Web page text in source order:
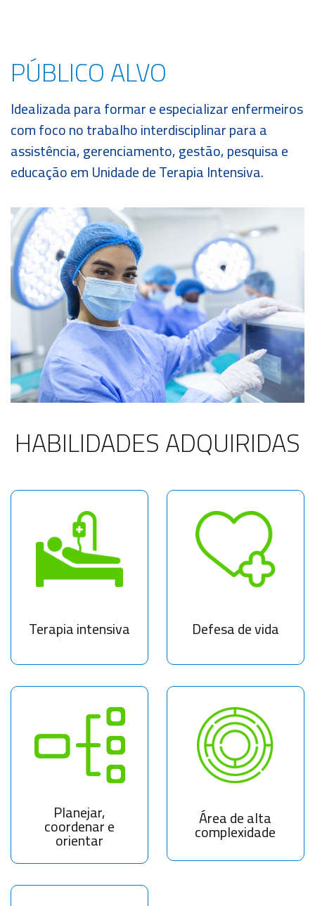
OUVIDORIA
WebmailIntranet
PÚBLICO ALVO
Idealizada para formar e especializar enfermeiros
com foco no trabalho interdisciplinar para a
assistência, gerenciamento, gestão, pesquisa e
educação em Unidade de Terapia Intensiva.
HABILIDADES ADQUIRIDAS
Terapia intensiva Defesa de vida
Planejar,
coordenar e
orientar
Área de alta
complexidade